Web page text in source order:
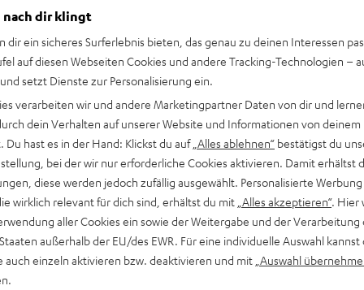
3 Bewertungen)
nach dir klingt
dir ein sicheres Surferlebnis bieten, das genau zu deinen Interessen
auf diesen Webseiten Cookies und andere Tracking-Technologien –
setzt Dienste zur Personalisierung ein.
verarbeiten wir und andere Marketingpartner Daten von dir und
dein Verhalten auf unserer Website und Informationen von deinem
Du hast es in der Hand: Klickst du auf „Alles ablehnen“ bestätigst du
bei der wir nur erforderliche Cookies aktivieren. Damit erhältst
diese werden jedoch zufällig ausgewählt. Personalisierte
wirklich relevant für dich sind, erhältst du mit „Alles akzeptieren“. Hier
aller Cookies ein sowie der Weitergabe und der Verarbeitung
außerhalb der EU/des EWR. Für eine individuelle Auswahl kannst
auch einzeln aktivieren bzw. deaktivieren und mit „Auswahl